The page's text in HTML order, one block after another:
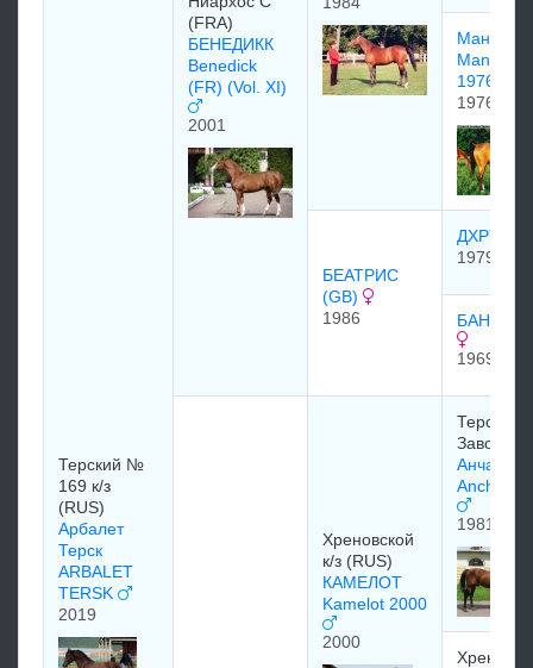
Терский №
169 к/з
(RUS)
Арбалет
Терск
ARBALET
TERSK
2019
(FRA)
БЕНЕДИКК
Benedick
(FR) (Vol. XI)
2001
Мандоре
Mandore
1976
1976
БЕАТРИС
(GB)
1986
ДХРУВ
1979
БАНИКА
1969
Хреновской
к/з (RUS)
КАМЕЛОТ
Kamelot 2000
2000
Терскийн
Завод
Анчар
Anchar
1981